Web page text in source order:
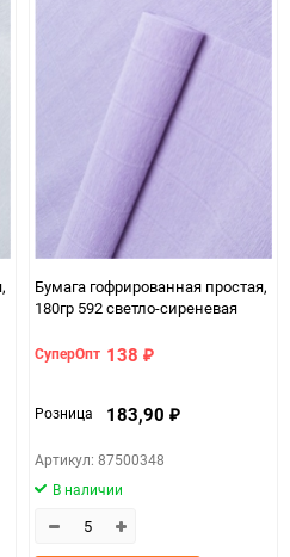
оранжевый светлый
Бумага гофрированная простая,
180гр 592 светло-сиреневая
СуперОпт 138 ₽
Розница 183,90 ₽
Артикул: 87500348
В наличии